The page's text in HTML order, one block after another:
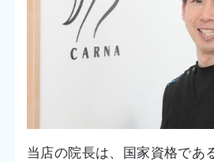
当店の院長は、国家資格であ